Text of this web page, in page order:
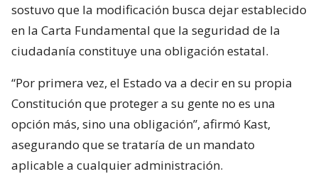
sostuvo que la modificación busca dejar establecido
en la Carta Fundamental que la seguridad de la
ciudadanía constituye una obligación estatal.
“Por primera vez, el Estado va a decir en su propia
Constitución que proteger a su gente no es una
opción más, sino una obligación”, afirmó Kast,
asegurando que se trataría de un mandato
aplicable a cualquier administración.